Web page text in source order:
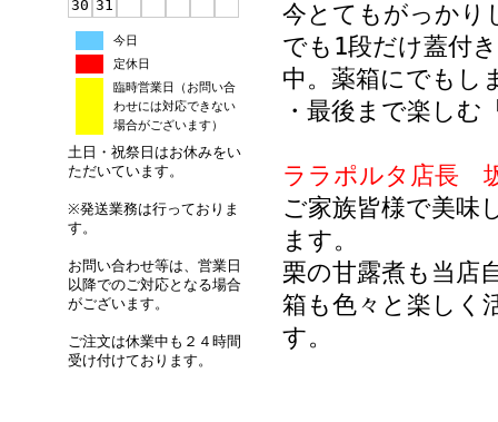
30 31
今日
定休日
臨時営業日（お問い合
わせには対応できない
場合がございます）
土日・祝祭日はお休みをい
ただいています。
※発送業務は行っておりま
す。
お問い合わせ等は、営業日
以降でのご対応となる場合
がございます。
ご注文は休業中も２４時間
受け付けております。
今とてもがっかり
でも1段だけ蓋付
中。薬箱にでもし
・最後まで楽し
ララポルタ店長
ご家族皆様で美味
ます。
栗の甘露煮も当店
箱も色々と楽しく
す。